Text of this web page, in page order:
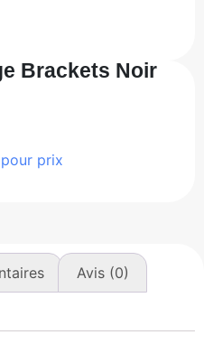
Brackets Noir
prix
Avis (0)